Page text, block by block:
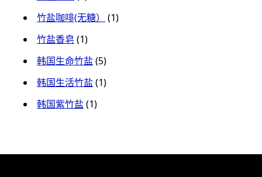
竹盐咖啡(无糖）
(1)
竹盐香皂 (1)
韩国生命竹盐(5)
韩国生活竹盐(1)
韩国紫竹盐(1)